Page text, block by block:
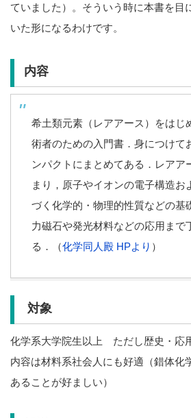
ていました）。そういう時に本書を目
いた形になるわけです。
内容
希土類元素（レアアース）をはじ
術者のための入門書．身につけて
ンパクトにまとめてある．レアア
まり，原子やイオンの電子構造お
づく化学的・物理的性質などの基
力磁石や発光材料などの応用まで
る．（化学同人殿 HPより ）
対象
化学系大学院生以上 ただし歴史・応
内容は材料系社会人にも好適（錯体化
あることが好ましい）